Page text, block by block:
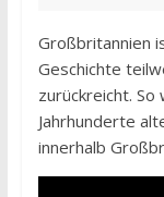
Großbritannien
Geschichte
zurückreicht.
Jahrhunderte
innerhalb